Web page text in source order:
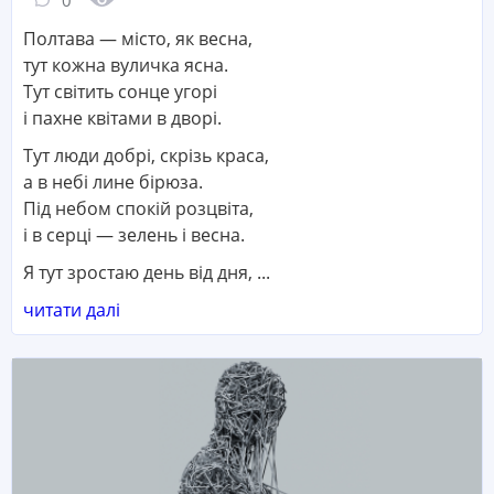
Полтава — місто, як весна,
тут кожна вуличка ясна.
Тут світить сонце угорі
і пахне квітами в дворі.
Тут люди добрі, скрізь краса,
а в небі лине бірюза.
Під небом спокій розцвіта,
і в серці — зелень і весна.
Я тут зростаю день від дня, ...
читати далі